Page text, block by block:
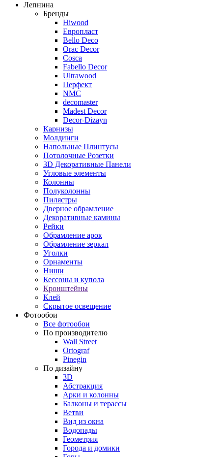
Лепнина
Бренды
Hiwood
Европласт
Bello Deco
Orac Decor
Cosca
Fabello Decor
Ultrawood
Перфект
NMC
decomaster
Madest Decor
Decor-Dizayn
Карнизы
Молдинги
Напольные Плинтусы
Потолочные Розетки
3D Декоративные Панели
Угловые элементы
Колонны
Полуколонны
Пилястры
Дверное обрамление
Декоративные камины
Рейки
Обрамление арок
Обрамление зеркал
Уголки
Орнаменты
Ниши
Кессоны и купола
Кронштейны
Клей
Скрытое освещение
Фотообои
Все фотообои
По производителю
Wall Street
Ortograf
Pinegin
По дизайну
3D
Абстракция
Арки и колонны
Балконы и терассы
Ветви
Вид из окна
Водопады
Геометрия
Города и домики